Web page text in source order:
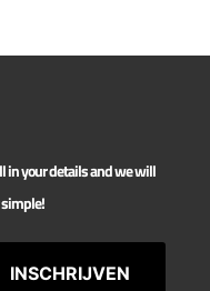
in your details and we will
INSCHRIJVEN